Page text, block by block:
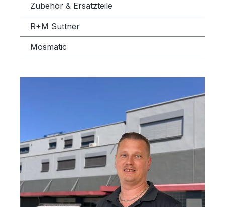
Zubehör & Ersatzteile
R+M Suttner
Mosmatic